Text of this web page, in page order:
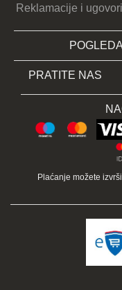
Reklamacije i ugovori
PRATITE NAS
Plaćanje možete